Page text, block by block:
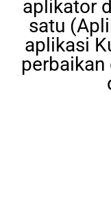
aplikator
satu
aplikasi